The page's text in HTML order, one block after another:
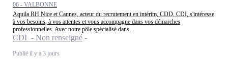
06 - VALBONNE
Aquila RH Nice et Cannes, acteur du recrutement en intérim, CDD, CDI, s'intéresse
à vos besoins, à vos attentes et vous accompagne dans vos démarches
professionnelles. Avec notre pôle spécialisé dans...
CDI - Non renseigné
Publié il y a 3 jours